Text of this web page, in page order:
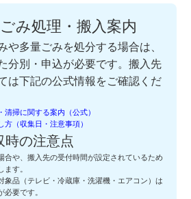
み処理・搬入案内
や多量ごみを処分する場合は、
分別・申込が必要です。搬入先
は下記の公式情報をご確認くだ
清掃に関する案内（公式）
方（収集日・注意事項）
時の注意点
合や、搬入先の受付時間が設定されているため
ます。
象品（テレビ・冷蔵庫・洗濯機・エアコン）は
必要です。